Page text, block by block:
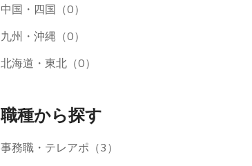
中国・四国（0）
九州・沖縄（0）
北海道・東北（0）
職種から探す
事務職・テレアポ（3）